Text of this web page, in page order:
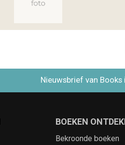
Nieuwsbrief van
BOEKEN
Bekroonde boeken